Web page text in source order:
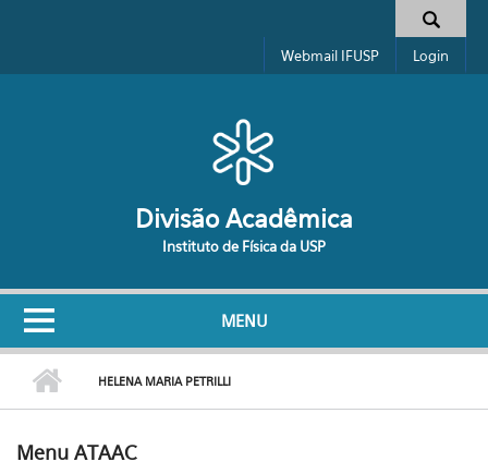
Formulário de busca
Webmail IFUSP Login
Divisão Acadêmica
Instituto de Física da USP
MENU
HELENA MARIA PETRILLI
Menu ATAAC